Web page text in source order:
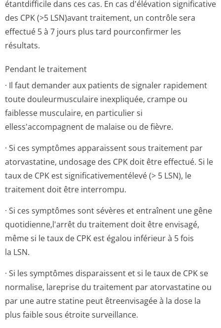
étantdifficile dans ces cas. En cas d'élévation significative
des CPK (>5 LSN)avant traitement, un contrôle sera
effectué 5 à 7 jours plus tard pourconfirmer les
résultats.
Pendant le traitement
· Il faut demander aux patients de signaler rapidement
toute douleurmusculaire inexpliquée, crampe ou
faiblesse musculaire, en particulier si
elless'accompagnent de malaise ou de fièvre.
· Si ces symptômes apparaissent sous traitement par
atorvastatine, undosage des CPK doit être effectué. Si le
taux de CPK est significative­mentélevé (> 5 LSN), le
traitement doit être interrompu.
· Si ces symptômes sont sévères et entraînent une gêne
quotidienne,l'arrêt du traitement doit être envisagé,
même si le taux de CPK est égalou inférieur à 5 fois
la LSN.
· Si les symptômes disparaissent et si le taux de CPK se
normalise, lareprise du traitement par atorvastatine ou
par une autre statine peut êtreenvisagée à la dose la
plus faible sous étroite surveillance.